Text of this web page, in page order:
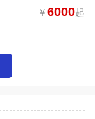
￥6000起